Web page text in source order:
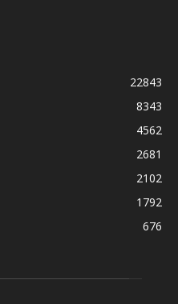
22843
8343
4562
2681
2102
1792
676